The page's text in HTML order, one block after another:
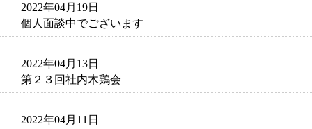
2022年04月19日
個人面談中でございます
2022年04月13日
第２３回社内木鶏会
2022年04月11日